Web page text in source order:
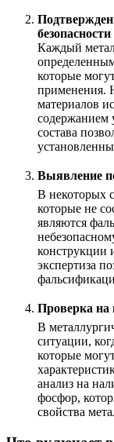
Каждый
которые
применения.
материалов
содержанием
состава
Выявление
В некоторых
которые не
являются
конструкции
экспертиза
Проверка на
В
ситуации,
которые
анализ на
фосфор,
свойства